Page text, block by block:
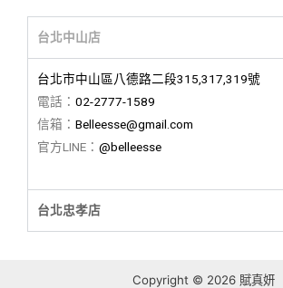
台北中山店
台北市中山區八德路二段315,317,319號
電話： 02-2777-1589
信箱： Belleesse@gmail.com
官方LINE： @belleesse
台北忠孝店
Copyright © 2026 賦真妍